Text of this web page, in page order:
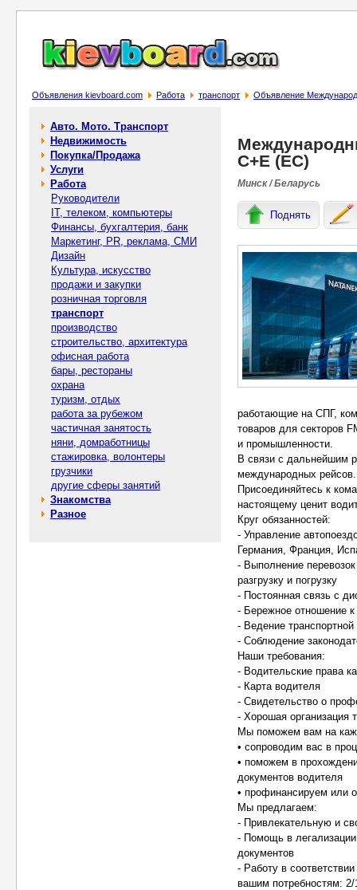
Объявления kievboard.com Работа транспорт Объявление
Авто. Мото. Транспорт
Недвижимость
Покупка/Продажа
Услуги
Работа
Руководители
IT, телеком, компьютеры
Финансы, бухгалтерия, банк
Маркетинг, PR, реклама, СМИ
Дизайн
Культура, искусство
продажи и закупки
розничная торговля
транспорт
производство
строительство, архитектура
офисная работа
бары, рестораны
охрана
туризм, отдых
работа за рубежом
частичная занятость
няни, домработницы
стажировка, волонтеры
грузчики
другие сферы занятий
Знакомства
Разное
C+E (ЕС)
Минск / Беларусь
Поднять
работающие на СПГ,
товаров для секторов
и промышленности.
В связи с дальнейшим
международных рейсов.
Присоединяйтесь к
настоящему ценит
Круг обязанностей:
- Управление
Германия, Франция,
- Выполнение
разгрузку и погрузку
- Постоянная связь с
- Бережное отношение
- Ведение
- Соблюдение
Наши требования:
- Водительские права
- Карта водителя
- Свидетельство о
- Хорошая организация
Мы поможем вам на
• сопроводим вас в
• поможем в
документов водителя
• профинансируем или
Мы предлагаем:
- Привлекательную и
- Помощь в
документов
- Работу в
вашим потребностям: 2/